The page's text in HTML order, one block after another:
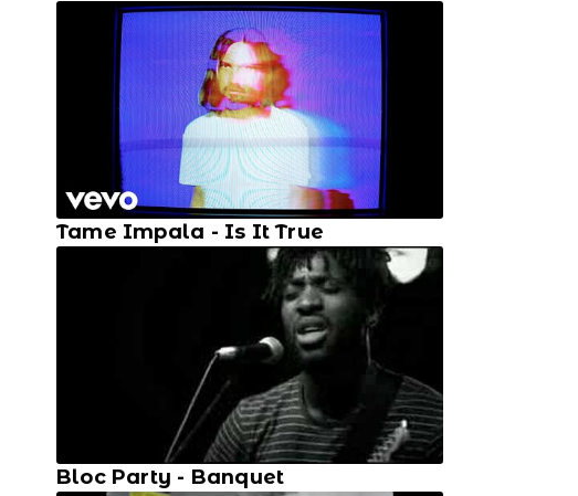
Tame Impala - Is It True
Bloc Party - Banquet